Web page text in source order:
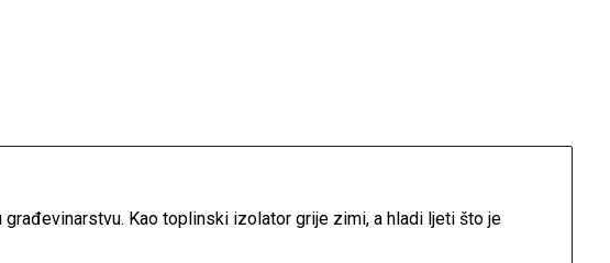
Kao toplinski izolator grije zimi, a hladi ljeti što je